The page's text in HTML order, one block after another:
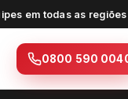
em todas as
0800 590